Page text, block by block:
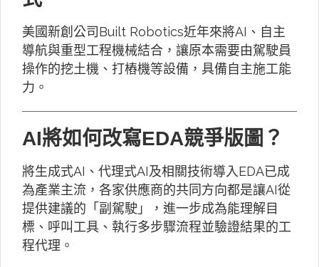
美國新創公司Built Robotics近年來將AI、自主
導航與重型工程機械結合，讓原本需要由駕駛員
操作的挖土機、打樁機等設備，具備自主施工能
力。
AI將如何改寫EDA競爭版圖？
將生成式AI、代理式AI及相關技術導入EDA已成
為產業主流，各家供應商的共同方向都是讓AI從
提供建議的「副駕駛」，進一步成為能理解目
標、呼叫工具、執行多步驟流程並驗證結果的工
程代理。